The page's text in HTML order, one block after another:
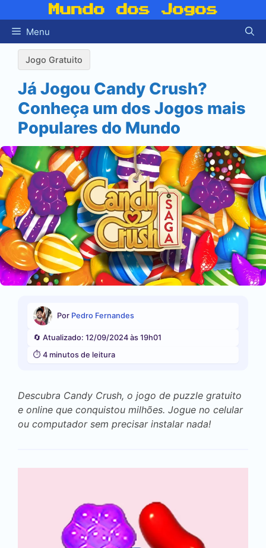
para
conteúdo
Mundo dos Jogos
Menu
Jogo Gratuito
Já Jogou Candy Crush?
Conheça um dos Jogos mais
Populares do Mundo
Por Pedro Fernandes
🔄 Atualizado: 12/09/2024 às 19h01
⏱️ 4 minutos de leitura
Descubra Candy Crush, o jogo de puzzle gratuito
e online que conquistou milhões. Jogue no celular
ou computador sem precisar instalar nada!